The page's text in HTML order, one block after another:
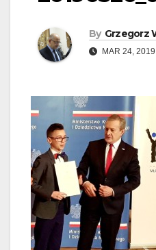
By Grzegorz
MAR 24, 2019